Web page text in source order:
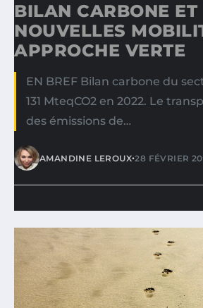
BILAN CARBONE ET
NOUVELLES
APPROCHE VERTE
EN BREF Bilan carbone du
131 MteqCO2 en 2022. Le
des émissions de…
AMANDINE LEROUX•28 FÉVRIER